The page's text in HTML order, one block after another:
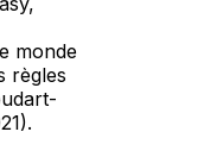
monde
règles